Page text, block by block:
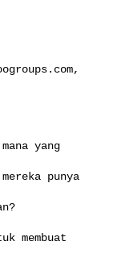
,
yang
punya
membuat